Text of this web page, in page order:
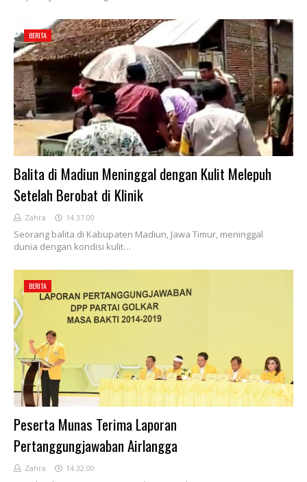
BERITA
Balita di Madiun Meninggal dengan Kulit Melepuh
Setelah Berobat di Klinik
Zahra 14.37.00
Seorang balita di Kabupaten Madiun, Jawa Timur, meninggal
dunia dengan kondisi kulit…
BERITA
Peserta Munas Terima Laporan
Pertanggungjawaban Airlangga
Zahra 14.32.00